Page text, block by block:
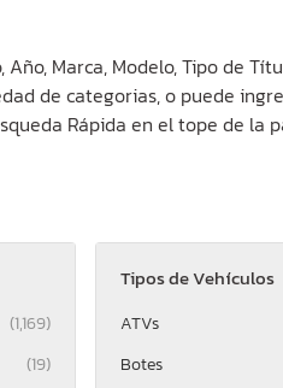
Marca, Modelo, Tipo de
de categorias, o puede
Rápida en el tope de la
(1,169)
(19)
Tipos de Vehículos
ATVs
Botes